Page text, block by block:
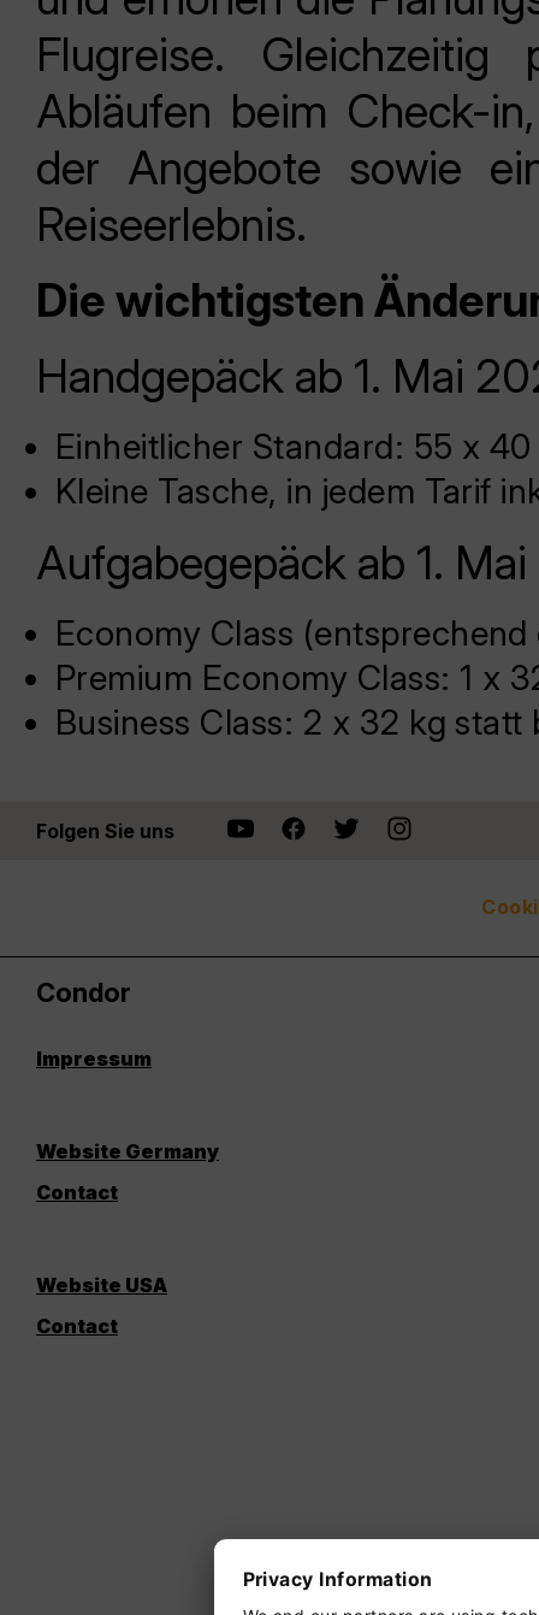
Flugreise.
Abläufen beim Check-
der Angebote sowie
Reiseerlebnis.
Die wichtigsten
Handgepäck ab 1. Mai
Einheitlicher Standard: 55 x
Kleine Tasche, in jedem Tarif
Aufgabegepäck ab 1.
Economy Class
Premium Economy Class: 1 x
Business Class: 2 x 32 kg statt
Folgen Sie uns
Condor
Impressum
Website Germany
Contact
Website USA
Contact